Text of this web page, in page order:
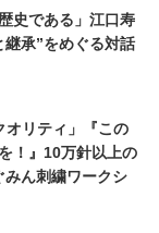
史である」江口寿
継承”をめぐる対話
オリティ」『この
！』10万針以上の
みん刺繍ワークシ